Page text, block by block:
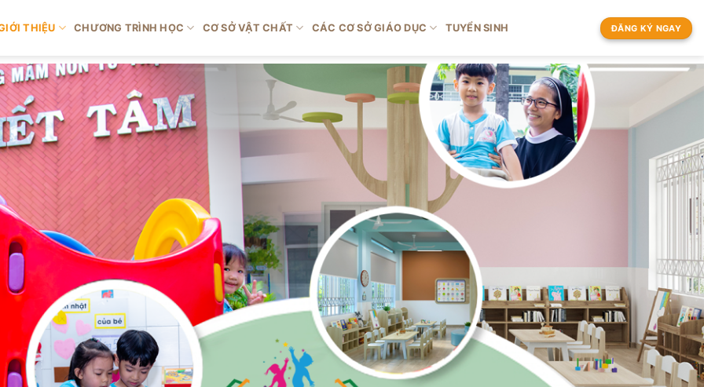
THIỆU CHƯƠNG TRÌNH HỌC CƠ SỞ VẬT CHẤT CÁC CƠ SỞ GIÁO DỤC TUYỂN SINH ĐĂNG KÝ NGAY